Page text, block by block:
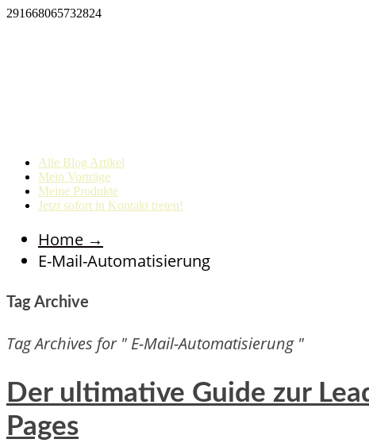
291668065732824
Alle Blog Artikel
Mein Vorträge
Meine Produkte
Jetzt sofort in Kontakt treten!
Home →
E-Mail-Automatisierung
Tag Archive
Tag Archives for " E-Mail-Automatisierung "
Der ultimative Guide zur
Pages